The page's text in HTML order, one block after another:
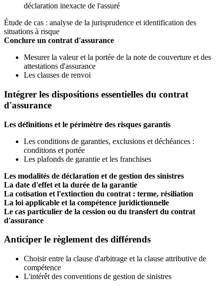
déclaration inexacte de l'assuré
Étude de cas : analyse de la jurisprudence et identification des
situations à risque
Conclure un contrat d'assurance
Mesurer la valeur et la portée de la note de couverture et des
attestations d'assurance
Les clauses de renvoi
Intégrer les dispositions essentielles du contrat
d'assurance
Les définitions et le périmètre des risques garantis
Les conditions de garanties, exclusions et déchéances :
conditions et portée
Les plafonds de garantie et les franchises
Les modalités de déclaration et de gestion des sinistres
La date d'effet et la durée de la garantie
La cotisation et l'extinction du contrat : terme, résiliation
La loi applicable et la compétence juridictionnelle
Le cas particulier de la cession ou du transfert du contrat
d'assurance
Anticiper le règlement des différends
Choisir entre la clause d'arbitrage et la clause attributive de
compétence
L'intérêt des conventions de gestion de sinistres